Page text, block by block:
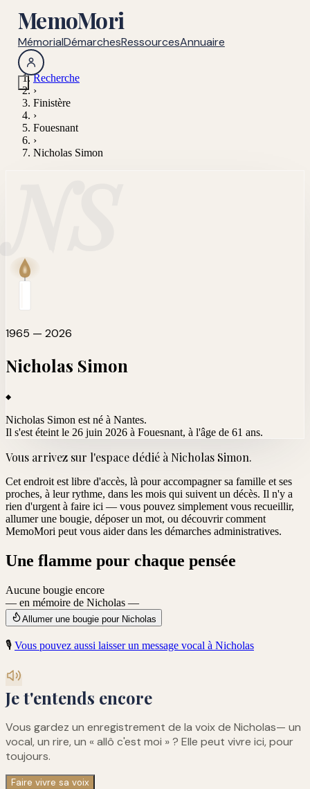
MemoMori
MémorialDémarchesRessourcesAnnuaire
Recherche
›
Finistère
›
Fouesnant
›
Nicholas Simon
1965 — 2026
Nicholas Simon
Nicholas Simon est né à Nantes.
Il s'est éteint le 26 juin 2026 à Fouesnant, à l'âge de 61 ans.
Vous arrivez sur l'espace dédié à Nicholas Simon.
Cet endroit est libre d'accès, là pour accompagner sa famille et ses
proches, à leur rythme, dans les mois qui suivent un décès. Il n'y a
rien d'urgent à faire ici — vous pouvez simplement vous recueillir,
allumer une bougie, déposer un mot, ou découvrir comment
MemoMori peut vous aider dans les démarches administratives.
Une flamme pour chaque pensée
Aucune bougie encore
— en mémoire de Nicholas —
Allumer une bougie pour Nicholas
🎙️ Vous pouvez aussi laisser un message vocal à Nicholas
Je t'entends encore
Vous gardez un enregistrement de la voix de Nicholas— un
vocal, un rire, un « allô c'est moi » ? Elle peut vivre ici, pour
toujours.
Faire vivre sa voix